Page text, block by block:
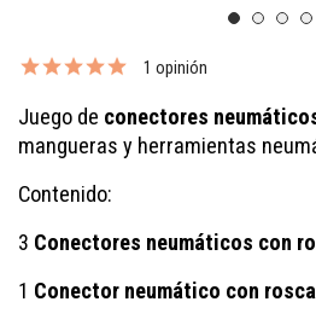
1 opinión
Juego de conectores
mangueras y herramientas
Contenido:
3 Conectores neumáticos con
1 Conector neumático con